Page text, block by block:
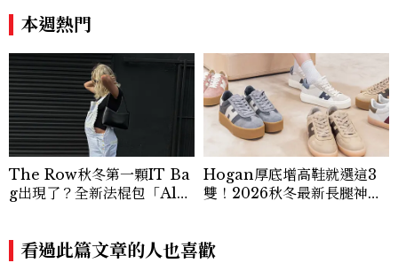
u髮箍未開賣先爆紅！
本週熱門
The Row秋冬第一顆IT Ba
g出現了？全新法棍包「Alm
Hogan厚底增高鞋就選這3
雙！2026秋冬最新長腿神
看過此篇文章的人也喜歡